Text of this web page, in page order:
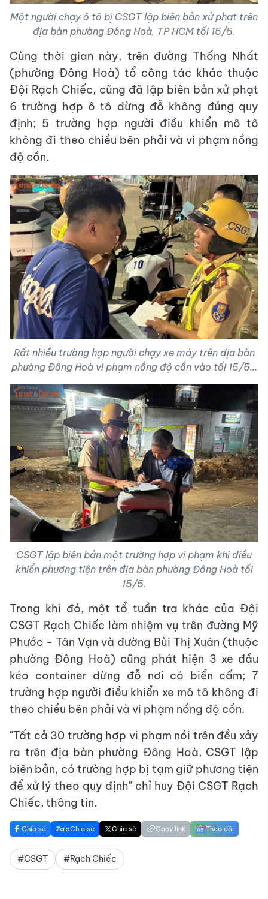
Một người chạy ô tô bị CSGT lập biên bản xử phạt trên
địa bàn phường Đông Hoà, TP HCM tối 15/5.
Cùng thời gian này, trên đường Thống Nhất
(phường Đông Hoà) tổ công tác khác thuộc
Đội Rạch Chiếc, cũng đã lập biên bản xử phạt
6 trường hợp ô tô dừng đỗ không đúng quy
định; 5 trường hợp người điều khiển mô tô
không đi theo chiều bên phải và vi phạm nồng
độ cồn.
Rất nhiều trường hợp người chạy xe máy trên địa bàn
phường Đông Hoà vi phạm nồng độ cồn vào tối 15/5...
CSGT lập biên bản một trường hợp vi phạm khi điều
khiển phương tiện trên địa bàn phường Đông Hoà tối
15/5.
Trong khi đó, một tổ tuần tra khác của Đội
CSGT Rạch Chiếc làm nhiệm vụ trên đường Mỹ
Phước - Tân Vạn và đường Bùi Thị Xuân (thuộc
phường Đông Hoà) cũng phát hiện 3 xe đầu
kéo container dừng đỗ nơi có biển cấm; 7
trường hợp người điều khiển xe mô tô không đi
theo chiều bên phải và vi phạm nồng độ cồn.
"Tất cả 30 trường hợp vi phạm nói trên đều xảy
ra trên địa bàn phường Đông Hoà, CSGT lập
biên bản, có trường hợp bị tạm giữ phương tiện
để xử lý theo quy định" chỉ huy Đội CSGT Rạch
Chiếc, thông tin.
Chia sẻ Chia sẻ Chia sẻ Copy link Theo dõi
#CSGT #Rạch Chiếc